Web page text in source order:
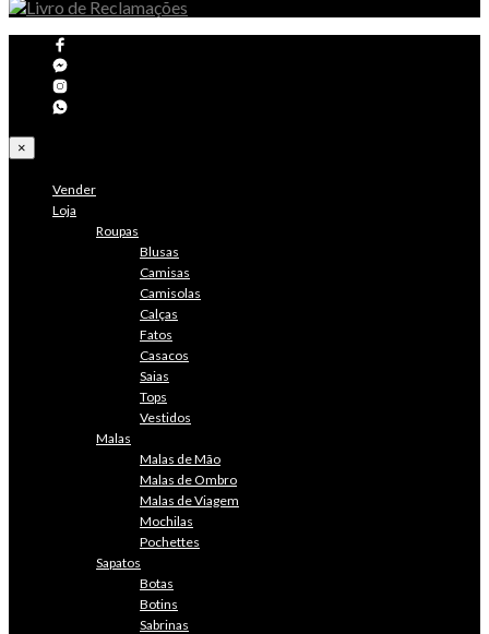
×
Vender
Loja
Roupas
Blusas
Camisas
Camisolas
Calças
Fatos
Casacos
Saias
Tops
Vestidos
Malas
Malas de Mão
Malas de Ombro
Malas de Viagem
Mochilas
Pochettes
Sapatos
Botas
Botins
Sabrinas